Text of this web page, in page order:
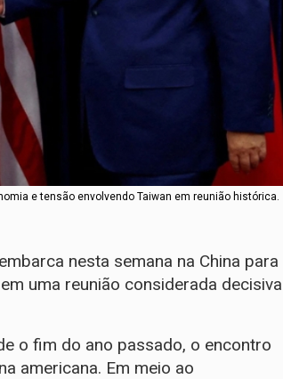
e tensão envolvendo Taiwan em reunião histórica.
nesta semana na China para
uma reunião considerada decisiva
o fim do ano passado, o encontro
americana. Em meio ao